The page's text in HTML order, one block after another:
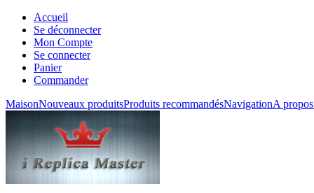
Accueil
Se déconnecter
Mon Compte
Se connecter
Panier
Commander
MaisonNouveaux produitsProduits recommandésNavigationA